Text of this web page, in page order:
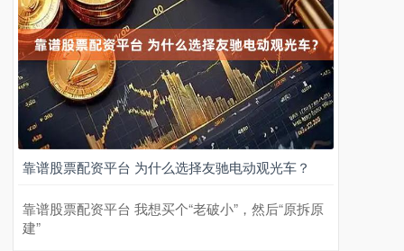
靠谱股票配资平台 为什么选择友驰电动观光车？
靠谱股票配资平台 我想买个“老破小”，然后“原拆原
建”